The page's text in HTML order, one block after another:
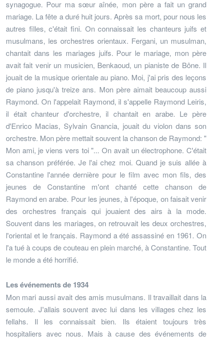
synagogue. Pour ma sœur aînée, mon père a fait un grand
mariage. La fête a duré huit jours. Après sa mort, pour nous les
autres filles, c'était fini. On connaissait les chanteurs juifs et
musulmans, les orchestres orientaux. Fergani, un musulman,
chantait dans les mariages juifs. Pour le mariage, mon père
avait fait venir un musicien, Benkaoud, un pianiste de Bône. Il
jouait de la musique orientale au piano. Moi, j'ai pris des leçons
de piano jusqu'à treize ans. Mon père aimait beaucoup aussi
Raymond. On l'appelait Raymond, il s'appelle Raymond Leiris,
il était chanteur d'orchestre, il chantait en arabe. Le père
d'Enrico Macias, Sylvain Gnancia, jouait du violon dans son
orchestre. Mon père mettait souvent la chanson de Raymond: "
Mon ami, je viens vers toi "... On avait un électrophone. C'était
sa chanson préférée. Je l'ai chez moi. Quand je suis allée à
Constantine l'année dernière pour le film avec mon fils, des
jeunes de Constantine m'ont chanté cette chanson de
Raymond en arabe. Pour les jeunes, à l'époque, on faisait venir
des orchestres français qui jouaient des airs à la mode.
Souvent dans les mariages, on retrouvait les deux orchestres,
l'oriental et le français. Raymond a été assassiné en 1961. On
l'a tué à coups de couteau en plein marché, à Constantine. Tout
le monde a été horrifié.
Les événements de 1934
Mon mari aussi avait des amis musulmans. Il travaillait dans la
semoule. J'allais souvent avec lui dans les villages chez les
fellahs. Il les connaissait bien. Ils étaient toujours très
hospitaliers avec nous. Mais à cause des événements de